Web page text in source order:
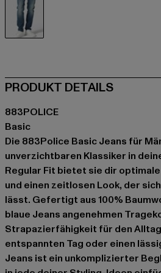
PRODUKT DETAILS
883POLICE
Basic
Die 883Police Basic Jeans für
unverzichtbaren Klassiker in
Regular Fit bietet sie dir
und einen zeitlosen Look, der
lässt. Gefertigt aus 100%
blaue Jeans angenehmen
Strapazierfähigkeit für den
entspannten Tag oder einen
Jeans ist ein unkomplizierter